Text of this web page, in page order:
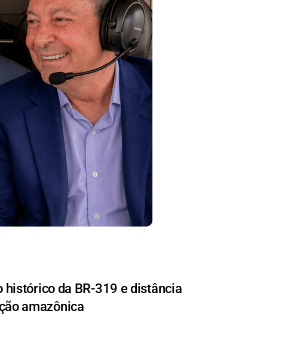
da BR-319 e distância
amazônica